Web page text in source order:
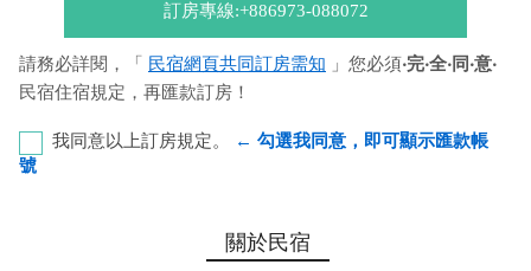
訂房專線:+886973-088072
請務必詳閱，「 民宿網頁共同訂房需知 」您必須‧完‧全‧同‧意‧
民宿住宿規定，再匯款訂房！
我同意以上訂房規定。
← 勾選我同意，即可顯示匯款帳
號
第一銀行-恆春分行 代號：007 帳號：753-68-116751 戶
關於民宿